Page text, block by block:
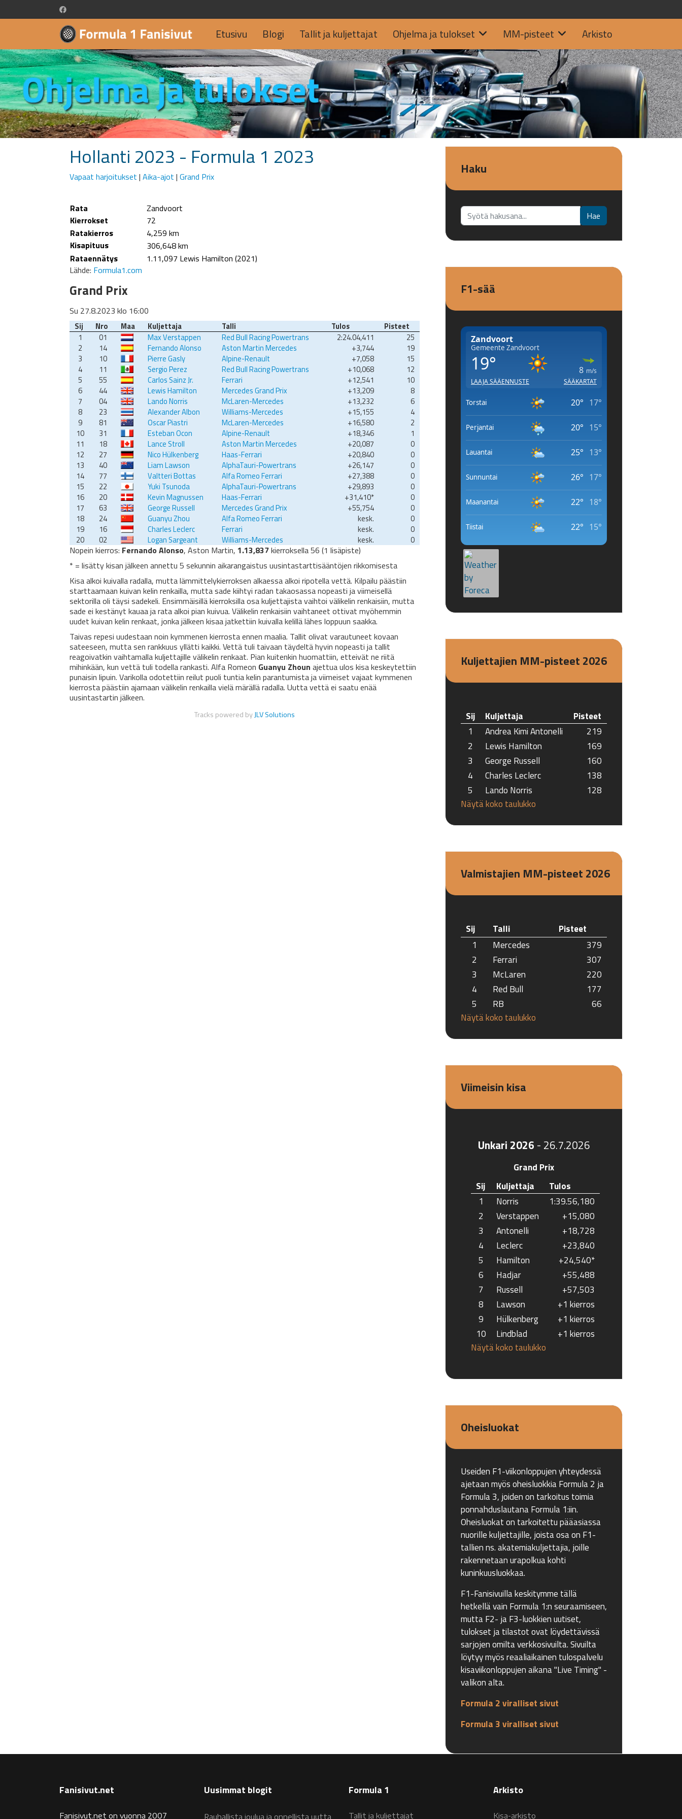
Etusivu Blogi Tallit ja kuljettajat Ohjelma ja tulokset MM-pisteet Arkisto
Hollanti 2023 - Formula 1 2023
Vapaat harjoitukset | Aika-ajot | Grand Prix
Rata
Zandvoort
Kierrokset
72
Ratakierros
4,259 km
Kisapituus
306,648 km
Rataennätys
1.11,097 Lewis Hamilton (2021)
Lähde: Formula1.com
Grand Prix
Su 27.8.2023 klo 16:00
Sij Nro Maa Kuljettaja Talli Tulos
Pisteet
1
01 Max Verstappen Red Bull Racing Powertrans 2:24.04,411
25
2
14 Fernando Alonso Aston Martin Mercedes +3,744
19
3
10 Pierre Gasly Alpine-Renault +7,058
15
4
11 Sergio Perez Red Bull Racing Powertrans +10,068
12
5
55 Carlos Sainz Jr. Ferrari +12,541
10
6
44 Lewis Hamilton Mercedes Grand Prix +13,209
8
7
04 Lando Norris McLaren-Mercedes +13,232
6
8
23 Alexander Albon Williams-Mercedes +15,155
4
9
81 Oscar Piastri McLaren-Mercedes +16,580
2
10
31 Esteban Ocon Alpine-Renault +18,346
1
11
18 Lance Stroll Aston Martin Mercedes +20,087
0
12
27 Nico Hülkenberg Haas-Ferrari +20,840
0
13
40 Liam Lawson AlphaTauri-Powertrans +26,147
0
14
77 Valtteri Bottas Alfa Romeo Ferrari +27,388
0
15
22 Yuki Tsunoda AlphaTauri-Powertrans +29,893
0
16
20 Kevin Magnussen Haas-Ferrari +31,410*
0
17
63 George Russell Mercedes Grand Prix +55,754
0
18
24 Guanyu Zhou Alfa Romeo Ferrari kesk.
0
19
16 Charles Leclerc Ferrari kesk.
0
20
02 Logan Sargeant Williams-Mercedes kesk. 0
Nopein kierros: Fernando Alonso, Aston Martin, 1.13,837kierroksella 56 (1 lisäpiste)
* = lisätty kisan jälkeen annettu 5 sekunnin aikarangaistus uusintastarttisääntöjen rikkomisesta
Kisa alkoi kuivalla radalla, mutta lämmittelykierroksen alkaessa alkoi ripotella vettä. Kilpailu päästiin
starttaamaan kuivan kelin renkailla, mutta sade kiihtyi radan takaosassa nopeasti ja viimeisellä
sektorilla oli täysi sadekeli. Ensimmäisillä kierroksilla osa kuljettajista vaihtoi välikelin renkaisiin, mutta
sade ei kestänyt kauaa ja rata alkoi pian kuivua. Välikelin renkaisiin vaihtaneet ottivat myöhemmin
uudet kuivan kelin renkaat, jonka jälkeen kisaa jatkettiin kuivalla kelillä lähes loppuun saakka.
Taivas repesi uudestaan noin kymmenen kierrosta ennen maalia. Tallit olivat varautuneet kovaan
sateeseen, mutta sen rankkuus yllätti kaikki. Vettä tuli taivaan täydeltä hyvin nopeasti ja tallit
reagoivatkin vaihtamalla kuljettajille välikelin renkaat. Pian kuitenkin huomattiin, etteivät ne riitä
mihinkään, kun vettä tuli todella rankasti. Alfa Romeon Guanyu Zhoun ajettua ulos kisa keskeytettiin
punaisin lipuin. Varikolla odotettiin reilut puoli tuntia kelin parantumista ja viimeiset vajaat kymmenen
kierrosta päästiin ajamaan välikelin renkailla vielä märällä radalla. Uutta vettä ei saatu enää
uusintastartin jälkeen.
Tracks powered byJLV Solutions
Haku
Etsi... Hae
F1-sää
Kuljettajien MM-pisteet 2026
Sij Kuljettaja
Pisteet
1
Andrea Kimi Antonelli
219
2
Lewis Hamilton
169
3
George Russell
160
4
Charles Leclerc
138
5
Lando Norris
128
Näytä koko taulukko
Valmistajien MM-pisteet 2026
Sij Talli
Pisteet
1
Mercedes
379
2
Ferrari
307
3
McLaren
220
4
Red Bull
177
5
RB
66
Näytä koko taulukko
Viimeisin kisa
Unkari 2026 - 26.7.2026
Grand Prix
Sij
Kuljettaja
Tulos
1
Norris
1:39.56,180
2
Verstappen
+15,080
3
Antonelli
+18,728
4
Leclerc
+23,840
5
Hamilton
+24,540*
6
Hadjar
+55,488
7
Russell
+57,503
8
Lawson
+1 kierros
9
Hülkenberg
+1 kierros
10
Lindblad
+1 kierros
Näytä koko taulukko
Oheisluokat
Useiden F1-viikonloppujen yhteydessä
ajetaan myös oheisluokkia Formula 2 ja
Formula 3, joiden on tarkoitus toimia
ponnahduslautana Formula 1:iin.
Oheisluokat on tarkoitettu pääasiassa
nuorille kuljettajille, joista osa on F1-
tallien ns. akatemiakuljettajia, joille
rakennetaan urapolkua kohti
kuninkuusluokkaa.
F1-Fanisivuilla keskitymme tällä
hetkellä vain Formula 1:n seuraamiseen,
mutta F2- ja F3-luokkien uutiset,
tulokset ja tilastot ovat löydettävissä
sarjojen omilta verkkosivuilta. Sivuilta
löytyy myös reaaliaikainen tulospalvelu
kisaviikonloppujen aikana "Live Timing" -
valikon alta.
Formula 2 viralliset sivut
Formula 3 viralliset sivut
Fanisivut.net
Fanisivut.net on vuonna 2007
Uusimmat blogit
Rauhallista joulua ja onnellista uutta
Formula 1
Tallit ja kuljettajat
Arkisto
Kisa-arkisto